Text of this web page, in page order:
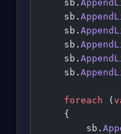
    sb.
    sb.
    sb.
    sb.
    sb.
    sb.
    foreach
(
    {
        sb.